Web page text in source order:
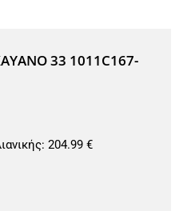
33 1011C167-
204.99 €